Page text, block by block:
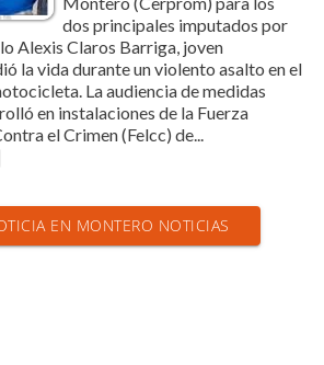
dos principales imputados por
Alexis Claros Barriga, joven
la vida durante un violento asalto en el
La audiencia de medidas
en instalaciones de la Fuerza
el Crimen (Felcc) de...
EN MONTERO NOTICIAS